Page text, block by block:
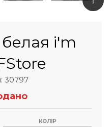
i'm
30797
КОЛІР